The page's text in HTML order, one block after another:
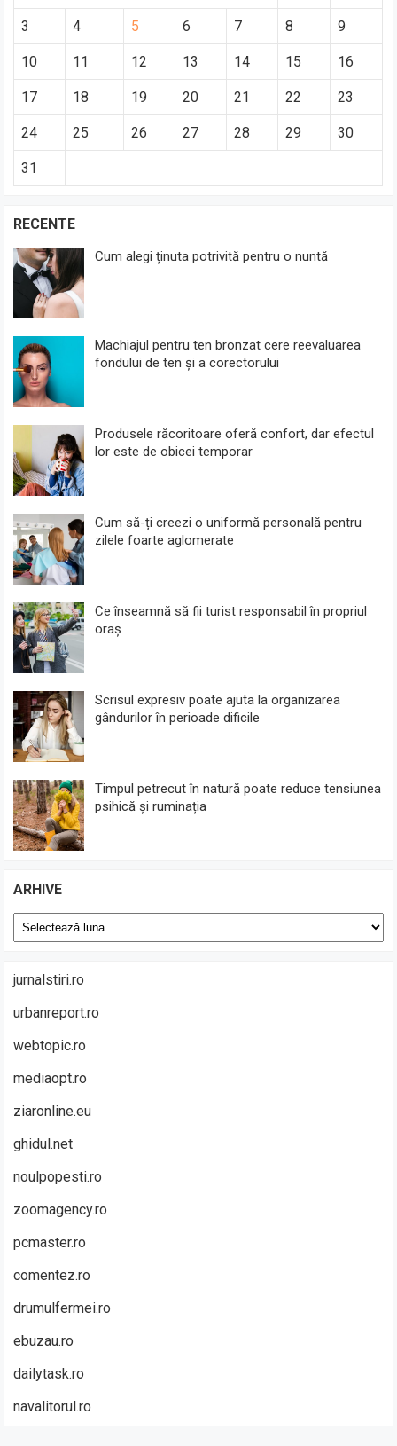
3 4 5 6 7 8 9
10 11 12 13 14 15 16
17 18 19 20 21 22 23
24 25 26 27 28 29 30
31
RECENTE
Cum alegi ținuta potrivită pentru o nuntă
Machiajul pentru ten bronzat cere reevaluarea
fondului de ten și a corectorului
Produsele răcoritoare oferă confort, dar efectul
lor este de obicei temporar
Cum să-ți creezi o uniformă personală pentru
zilele foarte aglomerate
Ce înseamnă să fii turist responsabil în propriul
oraș
Scrisul expresiv poate ajuta la organizarea
gândurilor în perioade dificile
Timpul petrecut în natură poate reduce tensiunea
psihică și ruminația
ARHIVE
Arhive
jurnalstiri.ro
urbanreport.ro
webtopic.ro
mediaopt.ro
ziaronline.eu
ghidul.net
noulpopesti.ro
zoomagency.ro
pcmaster.ro
comentez.ro
drumulfermei.ro
ebuzau.ro
dailytask.ro
navalitorul.ro